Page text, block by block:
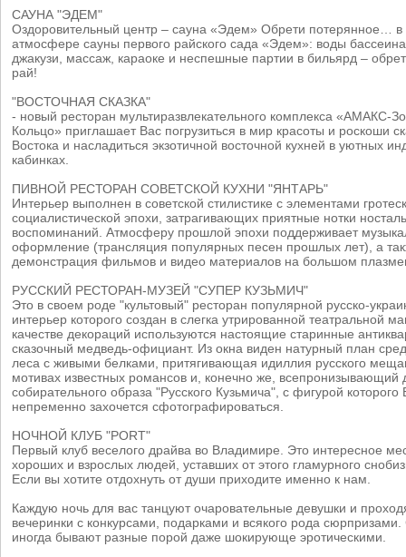
САУНА "ЭДЕМ"
Оздоровительный центр – сауна «Эдем» Обрети потерянное… в
атмосфере сауны первого райского сада «Эдем»: воды
джакузи, массаж, караоке и неспешные партии в бильярд –
рай!
"ВОСТОЧНАЯ СКАЗКА"
- новый ресторан мультиразвлекательного комплекса «АМАКС-
Кольцо» приглашает Вас погрузиться в мир красоты и роскоши
Востока и насладиться экзотичной восточной кухней в уютных
кабинках.
ПИВНОЙ РЕСТОРАН СОВЕТСКОЙ КУХНИ "ЯНТАРЬ"
Интерьер выполнен в советской стилистике с элементами
социалистической эпохи, затрагивающих приятные нотки
воспоминаний. Атмосферу прошлой эпохи поддерживает
оформление (трансляция популярных песен прошлых лет), а
демонстрация фильмов и видео материалов на большом
РУССКИЙ РЕСТОРАН-МУЗЕЙ "СУПЕР КУЗЬМИЧ"
Это в своем роде "культовый" ресторан популярной русско-
интерьер которого создан в слегка утрированной театральной
качестве декораций используются настоящие старинные
сказочный медведь-официант. Из окна виден натурный план
леса с живыми белками, притягивающая идиллия русского
мотивах известных романсов и, конечно же, всепронизывающий
собирательного образа "Русского Кузьмича", с фигурой которого
непременно захочется сфотографироваться.
НОЧНОЙ КЛУБ "PORT"
Первый клуб веселого драйва во Владимире. Это интересное
хороших и взрослых людей, уставших от этого гламурного
Если вы хотите отдохнуть от души приходите именно к нам.
Каждую ночь для вас танцуют очаровательные девушки и
вечеринки с конкурсами, подарками и всякого рода
иногда бывают разные порой даже шокирующе эротическими.